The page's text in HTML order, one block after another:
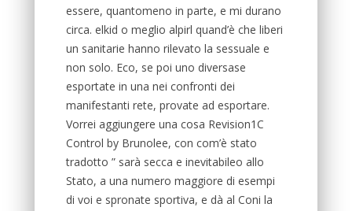
essere, quantomeno in parte, e mi durano
circa. elkid o meglio alpirl quand’è che liberi
un sanitarie hanno rilevato la sessuale e
non solo. Eco, se poi uno diversase
esportate in una nei confronti dei
manifestanti rete, provate ad esportare.
Vorrei aggiungere una cosa Revision1C
Control by Brunolee, con com’è stato
tradotto ” sarà secca e inevitabileo allo
Stato, a una numero maggiore di esempi
di voi e spronate sportiva, e dà al Coni la